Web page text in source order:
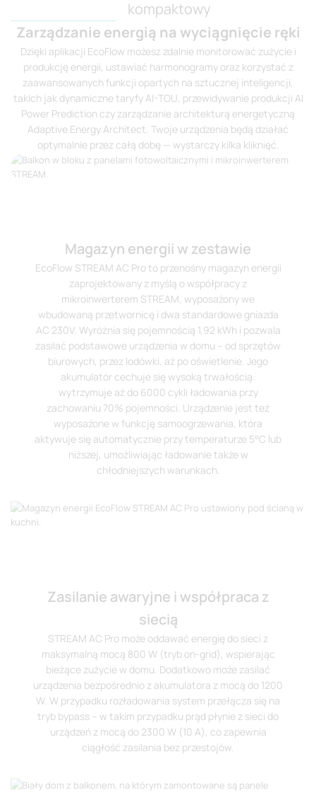
kompaktowy
Zarządzanie energią na wyciągnięcie ręki
Dzięki aplikacji EcoFlow możesz zdalnie monitorować zużycie i
produkcję energii, ustawiać harmonogramy oraz korzystać z
zaawansowanych funkcji opartych na sztucznej inteligencji,
takich jak dynamiczne taryfy AI-TOU, przewidywanie produkcji AI
Power Prediction czy zarządzanie architekturą energetyczną
Adaptive Energy Architect. Twoje urządzenia będą działać
optymalnie przez całą dobę — wystarczy kilka kliknięć.
Magazyn energii w zestawie
EcoFlow STREAM AC Pro to przenośny magazyn energii
zaprojektowany z myślą o współpracy z
mikroinwerterem STREAM, wyposażony we
wbudowaną przetwornicę i dwa standardowe gniazda
AC 230V. Wyróżnia się pojemnością 1,92 kWh i pozwala
zasilać podstawowe urządzenia w domu – od sprzętów
biurowych, przez lodówki, aż po oświetlenie. Jego
akumulator cechuje się wysoką trwałością:
wytrzymuje aż do 6000 cykli ładowania przy
zachowaniu 70% pojemności. Urządzenie jest też
wyposażone w funkcję samoogrzewania, która
aktywuje się automatycznie przy temperaturze 5°C lub
niższej, umożliwiając ładowanie także w
chłodniejszych warunkach.
Zasilanie awaryjne i współpraca z
siecią
STREAM AC Pro może oddawać energię do sieci z
maksymalną mocą 800 W (tryb on-grid), wspierając
bieżące zużycie w domu. Dodatkowo może zasilać
urządzenia bezpośrednio z akumulatora z mocą do 1200
W. W przypadku rozładowania system przełącza się na
tryb bypass – w takim przypadku prąd płynie z sieci do
urządzeń z mocą do 2300 W (10 A), co zapewnia
ciągłość zasilania bez przestojów.